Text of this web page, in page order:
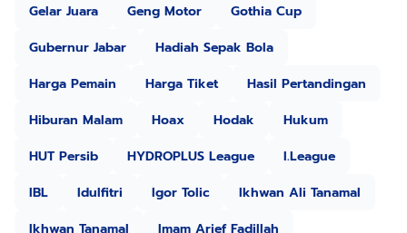
Gelar Juara
Geng Motor
Gothia Cup
Gubernur Jabar
Hadiah Sepak Bola
Harga Pemain
Harga Tiket
Hasil Pertandingan
Hiburan Malam
Hoax Hodak
Hukum
HUT Persib
HYDROPLUS League
I.League
IBL
Idulfitri Igor Tolic
Ikhwan Ali Tanamal
Ikhwan Tanamal
Imam Arief Fadillah